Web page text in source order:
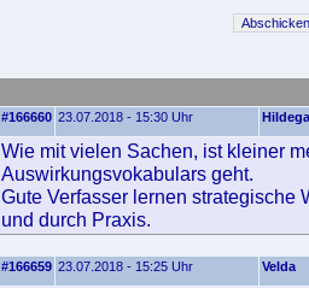
#166660 23.07.2018 - 15:30 Uhr
Wie mit vielen Sachen, ist kleiner
Auswirkungsvokabulars geht.
Gute Verfasser lernen strategische
und durch Praxis.
#166659 23.07.2018 - 15:25 Uhr Velda